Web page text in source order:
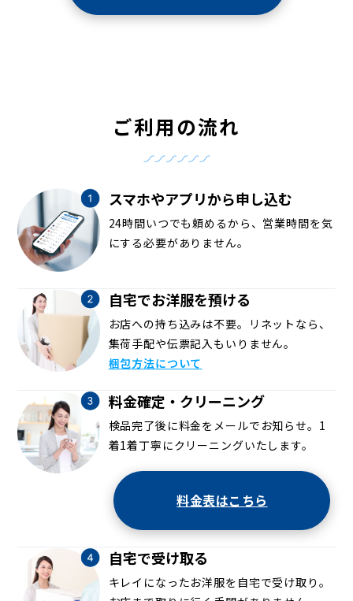
ご利用の流れ
スマホやアプリから申し込む
24時間いつでも頼めるから、営業時間を気
にする必要がありません。
自宅でお洋服を預ける
お店への持ち込みは不要。リネットなら、
集荷手配や伝票記入もいりません。
梱包方法について
料金確定・クリーニング
検品完了後に料金をメールでお知らせ。1
着1着丁寧にクリーニングいたします。
料金表はこちら
自宅で受け取る
キレイになったお洋服を自宅で受け取り。